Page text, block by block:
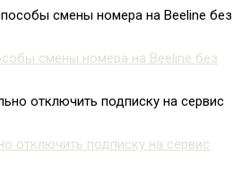
смены номера на Beeline без
отключить подписку на сервис